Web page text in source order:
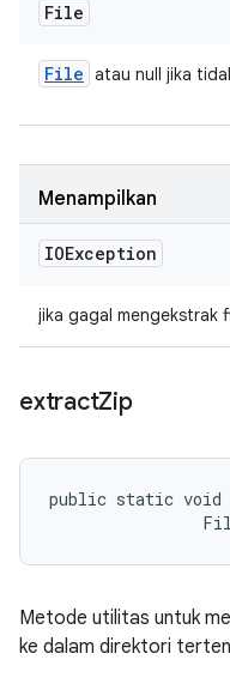
File
File atau null jika
Menampilkan
IOException
jika gagal mengekstrak
extractZip
public static
Metode utilitas untuk
ke dalam direktori